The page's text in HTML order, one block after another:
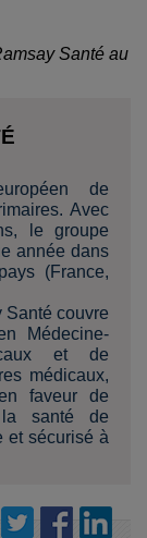
Santé au
de
Avec
le groupe
année dans
(France,
Santé couvre
Médecine-
et de
médicaux,
faveur de
la santé de
et sécurisé à